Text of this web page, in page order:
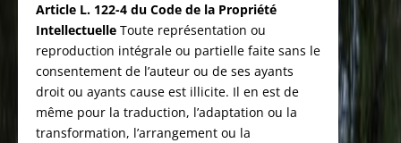
Article L. 122-4 du Code de la Propriété
Intellectuelle Toute représentation ou
reproduction intégrale ou partielle faite sans le
consentement de l’auteur ou de ses ayants
droit ou ayants cause est illicite. Il en est de
même pour la traduction, l’adaptation ou la
transformation, l’arrangement ou la